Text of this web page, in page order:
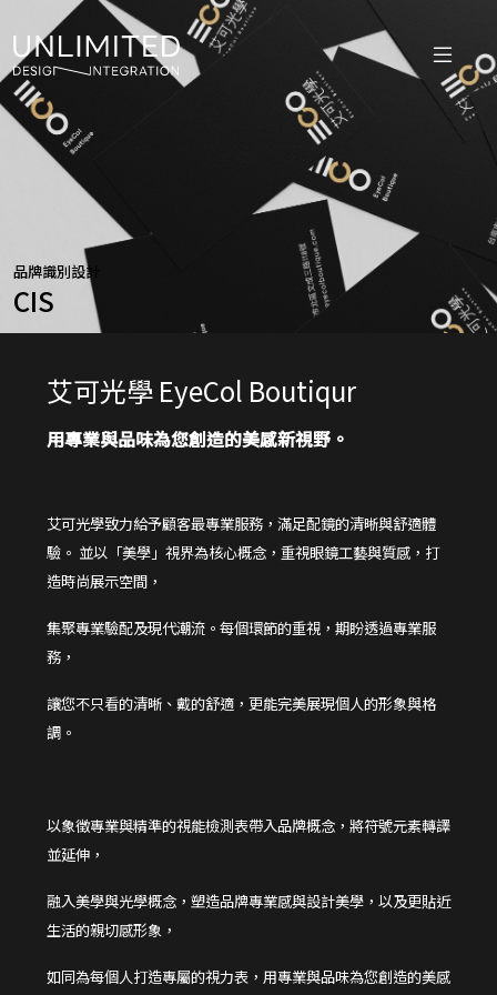
品牌識別設計
CIS
艾可光學 EyeCol Boutiqur
用專業與品味為您創造的美感新視野 。
艾可光學致力給予顧客最專業服務，滿足配鏡的清晰與舒適體
驗。 並以「美學」視界為核心概念，重視眼鏡工藝與質感，打
造時尚展示空間，
集聚專業驗配及現代潮流。每個環節的重視，期盼透過專業服
務，
讓您不只看的清晰、戴的舒適，更能完美展現個人的形象與格
調。
以象徵專業與精準的視能檢測表帶入品牌概念，將符號元素轉譯
並延伸，
融入美學與光學概念，塑造品牌專業感與設計美學，以及更貼近
生活的親切感形象，
如同為每個人打造專屬的視力表，用專業與品味為您創造的美感